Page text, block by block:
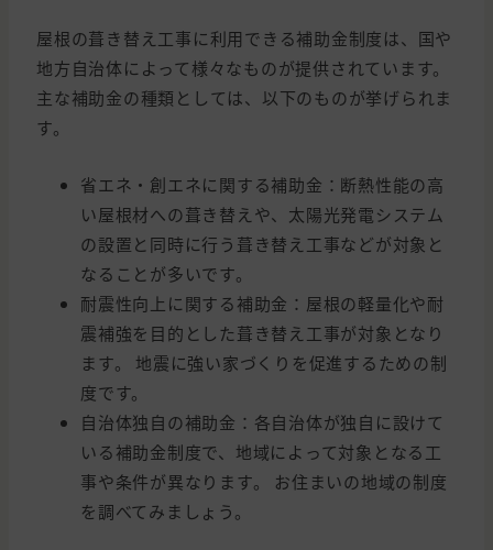
屋根の葺き替え工事に利用できる補助金制度は、国や
地方自治体によって様々なものが提供されています。
主な補助金の種類としては、以下のものが挙げられま
す。
省エネ・創エネに関する補助金：断熱性能の高
い屋根材への葺き替えや、太陽光発電システム
の設置と同時に行う葺き替え工事などが対象と
なることが多いです。
耐震性向上に関する補助金：屋根の軽量化や耐
震補強を目的とした葺き替え工事が対象となり
ます。 地震に強い家づくりを促進するための制
度です。
自治体独自の補助金：各自治体が独自に設けて
いる補助金制度で、地域によって対象となる工
事や条件が異なります。 お住まいの地域の制度
を調べてみましょう。